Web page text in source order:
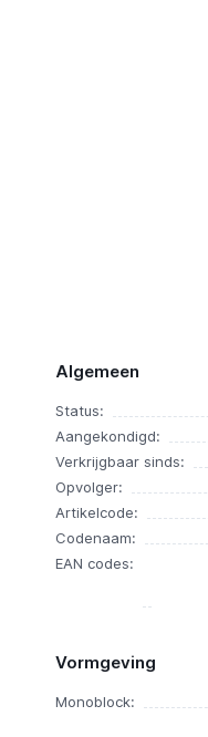
Algemeen
Status:
Aangekondigd:
Verkrijgbaar sinds:
Opvolger:
Artikelcode:
Codenaam:
EAN codes:
Vormgeving
Monoblock: